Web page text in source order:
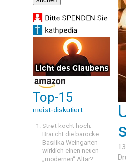
Top-15
meist-diskutiert
Streit kocht hoch:
Braucht die barocke
Basilika Weingarten
wirklich einen neuen
„modernen“ Altar?